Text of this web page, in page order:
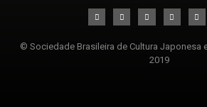
© Sociedade Brasileira de Cultura Japonesa
2019